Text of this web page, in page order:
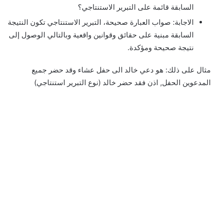
السابقة قائمة على التبرير الاستنتاجي؟
الاجابة: صواب العبارة صحيحة، التبرير الاستنتاجي تكون النتيجة
السابقة مبنية على حقائق وقوانين واقعية وبالتالي الوصول إلى
نتيجة صحيحة ومؤكدة.
مثال على ذلك: هو دعي خالد الى حفل عشاء وقد حضر جميع
المدعوين الحفل, اذن فقد حضر خالد (نوع التبرير استنتاجي)